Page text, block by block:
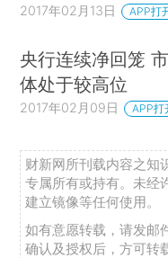
2017年02月13日 APP打
央行连续净回笼
体处于较高位
2017年02月09日 APP打
财新网所刊载内容之知
专属所有或持有。未经
建立镜像等任何使用。
如有意愿转载，请发邮
确认及授权后，方可转